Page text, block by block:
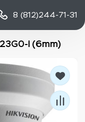
8 (812)244-71-31
I (6mm)